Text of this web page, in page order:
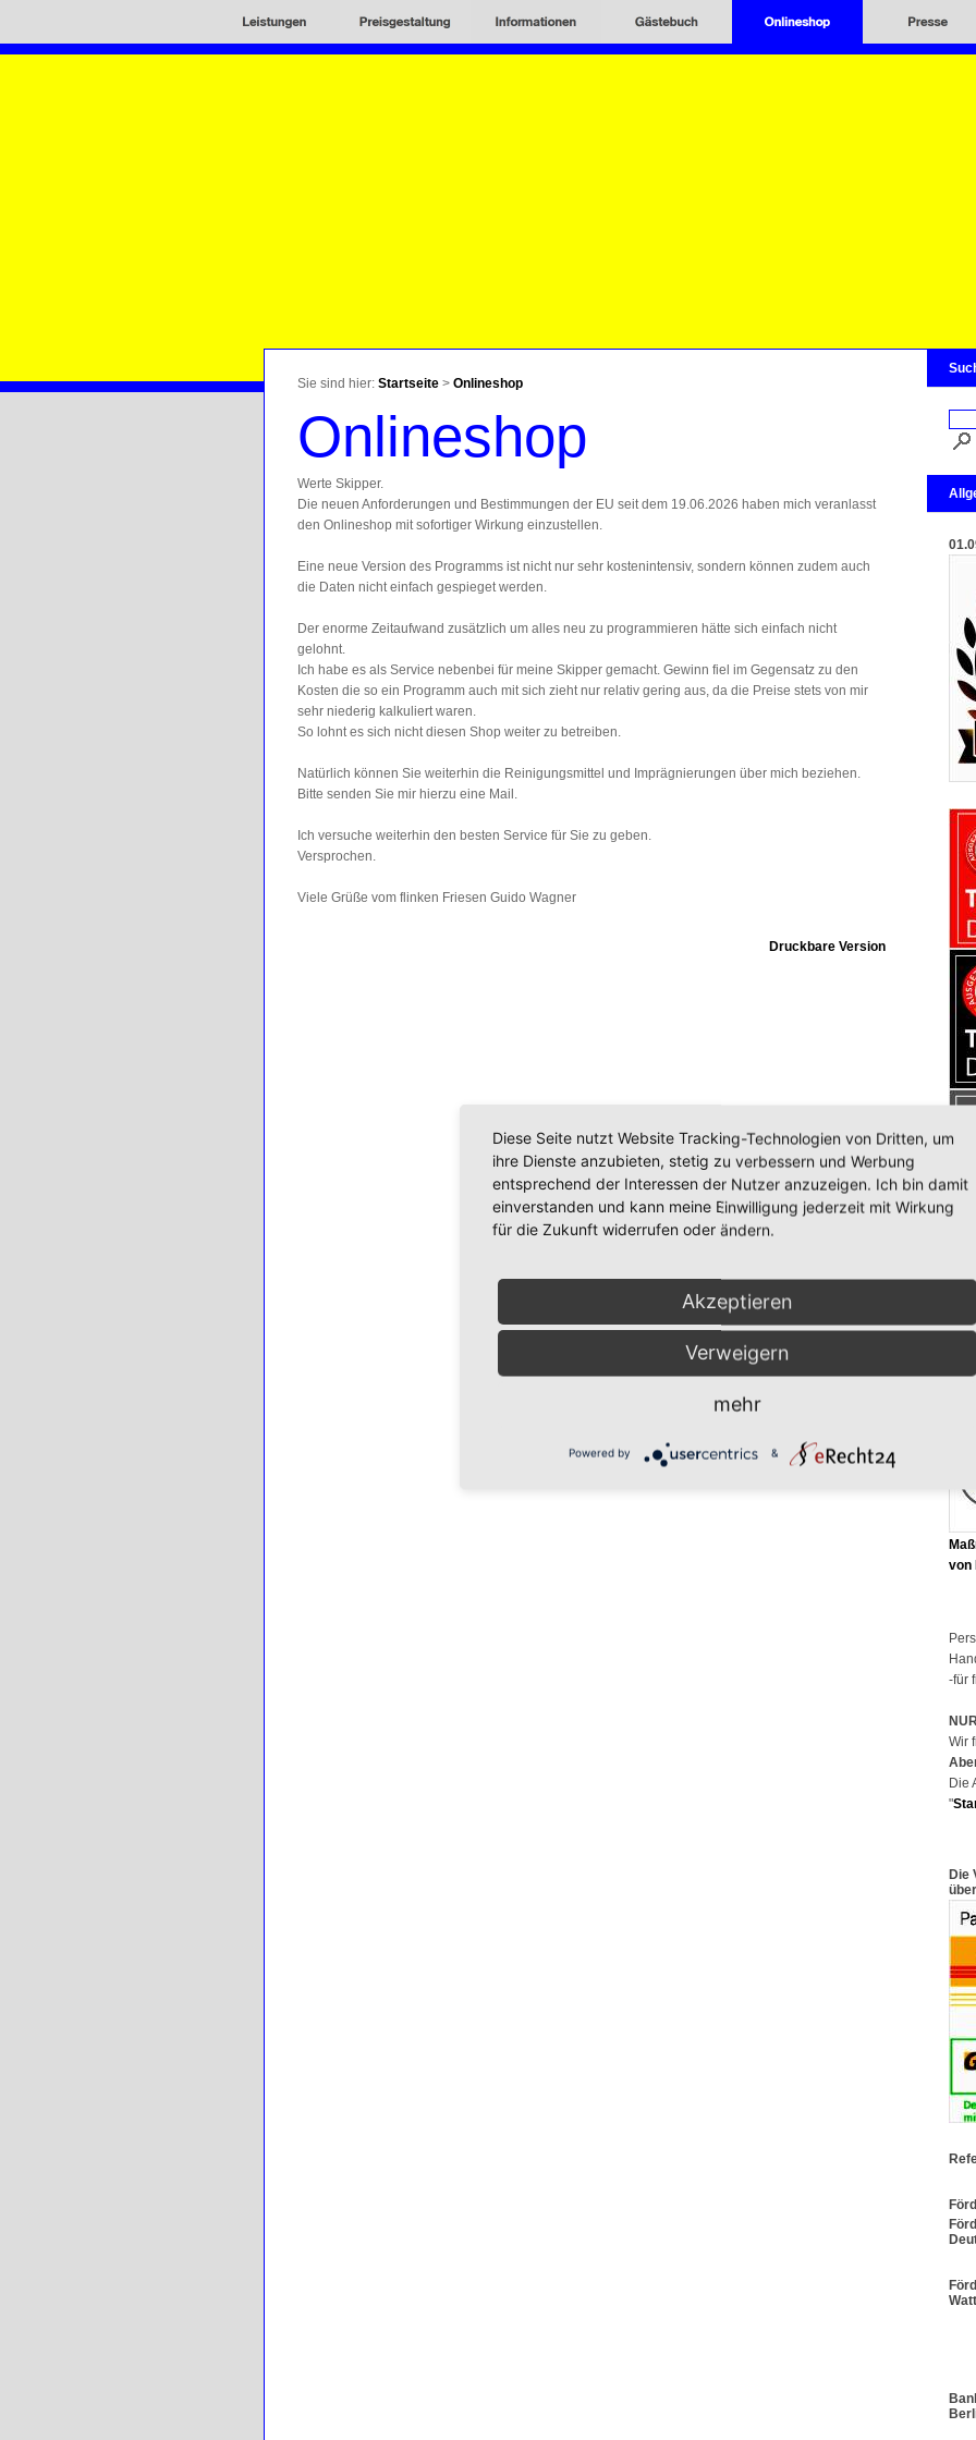
Sie sind hier: Startseite > Onlineshop
Onlineshop
Werte Skipper.
Die neuen Anforderungen und Bestimmungen der EU seit dem 19.06.2026 haben mich veranlasst
den Onlineshop mit sofortiger Wirkung einzustellen.
Eine neue Version des Programms ist nicht nur sehr kostenintensiv, sondern können zudem auch
die Daten nicht einfach gespieget werden.
Der enorme Zeitaufwand zusätzlich um alles neu zu programmieren hätte sich einfach nicht
gelohnt.
Ich habe es als Service nebenbei für meine Skipper gemacht. Gewinn fiel im Gegensatz zu den
Kosten die so ein Programm auch mit sich zieht nur relativ gering aus, da die Preise stets von mir
sehr niederig kalkuliert waren.
So lohnt es sich nicht diesen Shop weiter zu betreiben.
Natürlich können Sie weiterhin die Reinigungsmittel und Imprägnierungen über mich beziehen.
Bitte senden Sie mir hierzu eine Mail.
Ich versuche weiterhin den besten Service für Sie zu geben.
Versprochen.
Viele Grüße vom flinken Friesen Guido Wagner
Druckbare Version
von
-für
Wir
Die
"
Die
Diese Seite nutzt Website Tracking-Technologien von Dritten, um
ihre Dienste anzubieten, stetig zu verbessern und Werbung
entsprechend der Interessen der Nutzer anzuzeigen. Ich bin damit
einverstanden und kann meine Einwilligung jederzeit mit Wirkung
für die Zukunft widerrufen oder ändern.
Akzeptieren
Verweigern
mehr
Powered by &